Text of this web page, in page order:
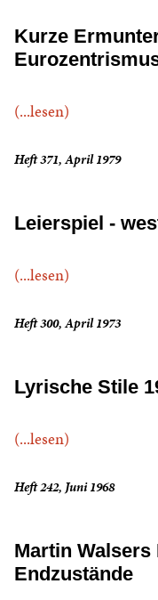
Kurze
(...lesen)
Heft 371, April 1979
Leierspiel -
(...lesen)
Heft 300, April 1973
Lyrische Stile
(...lesen)
Heft 242, Juni 1968
Martin
Endzustände